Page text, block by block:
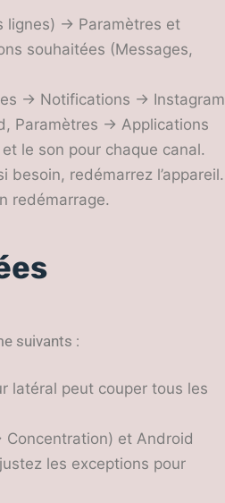
lignes) → Paramètres et
souhaitées (Messages,
→ Notifications → Instagram
Paramètres → Applications
le son pour chaque canal.
besoin, redémarrez l’appareil.
redémarrage.
suivants :
latéral peut couper tous les
Concentration) et Android
les exceptions pour